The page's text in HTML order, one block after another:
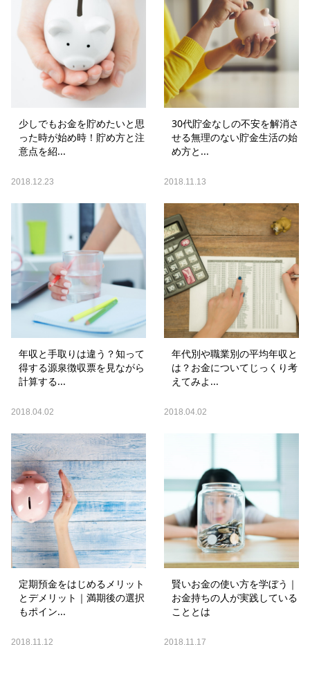
少しでもお金を貯めたいと思
った時が始め時！貯め方と注
意点を紹...
2018.12.23
30代貯金なしの不安を解消さ
せる無理のない貯金生活の始
め方と...
2018.11.13
年収と手取りは違う？知って
得する源泉徴収票を見ながら
計算する...
2018.04.02
年代別や職業別の平均年収と
は？お金についてじっくり考
えてみよ...
2018.04.02
定期預金をはじめるメリット
とデメリット｜満期後の選択
もポイン...
2018.11.12
賢いお金の使い方を学ぼう｜
お金持ちの人が実践している
こととは
2018.11.17